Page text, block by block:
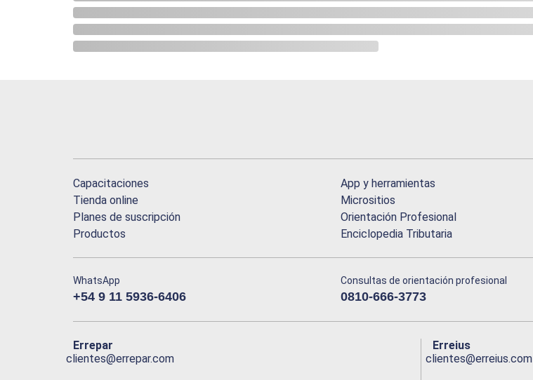
Capacitaciones
Tienda online
Planes de suscripción
Productos
App y herramientas
Micrositios
Orientación Profesional
Enciclopedia Tributaria
WhatsApp
+54 9 11 5936-6406
Consultas de orientación profesional
0810-666-3773
Errepar
clientes@errepar.com
Erreius
clientes@erreius.com